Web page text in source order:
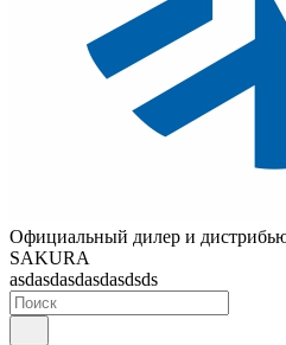
Официальный дилер и
SAKURA
asdasdasdasdasdsds